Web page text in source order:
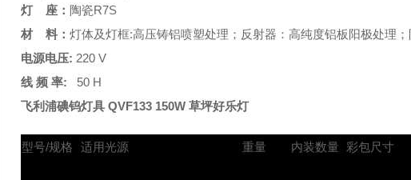
灯 座： 陶瓷R7S
材 料： 灯体及灯框:高压铸铝喷塑处理；反射器：高纯度铝板阳极处理；
电源电压: 220 V
线 频 率: 50 H
飞利浦碘钨灯具 QVF133 150W 草坪好乐灯
型号/规格 适用光源 重量 内装数量 彩包尺寸